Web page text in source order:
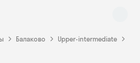
Балаково
Upper-intermediate